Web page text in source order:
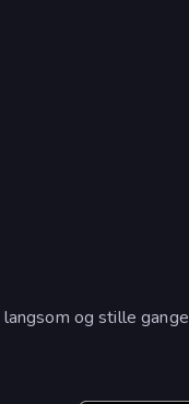
og stille gange